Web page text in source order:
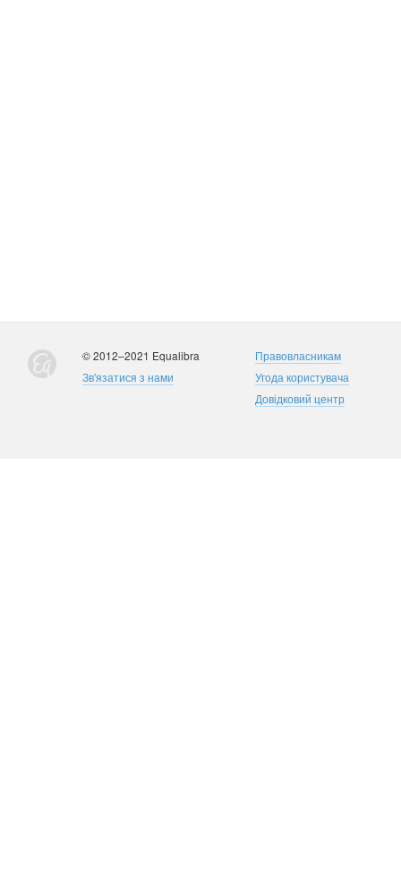
© 2012–2021 Equalibra
Зв'язатися з нами
Правовласникам
Угода користувача
Довідковий центр